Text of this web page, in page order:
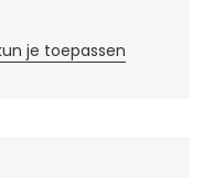
je toepassen